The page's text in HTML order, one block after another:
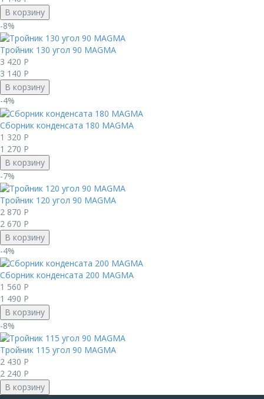
В корзину
-8%
Тройник 130 угол 90 MAGMА
3 420 Р
3 140 Р
В корзину
-4%
Сборник конденсата 180 MAGMА
1 320 Р
1 270 Р
В корзину
-7%
Тройник 120 угол 90 MAGMА
2 870 Р
2 670 Р
В корзину
-4%
Сборник конденсата 200 MAGMА
1 560 Р
1 490 Р
В корзину
-8%
Тройник 115 угол 90 MAGMА
2 430 Р
2 240 Р
В корзину